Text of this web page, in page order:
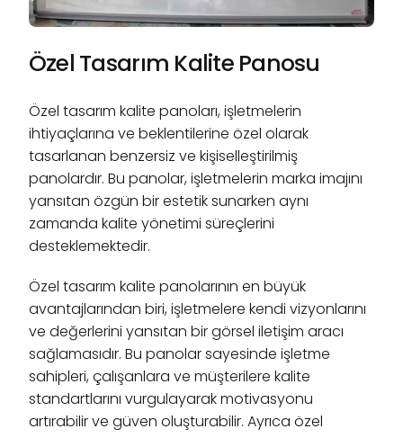
Özel Tasarım Kalite Panosu
Özel tasarım kalite panoları, işletmelerin
ihtiyaçlarına ve beklentilerine özel olarak
tasarlanan benzersiz ve kişiselleştirilmiş
panolardır. Bu panolar, işletmelerin marka imajını
yansıtan özgün bir estetik sunarken aynı
zamanda kalite yönetimi süreçlerini
desteklemektedir.
Özel tasarım kalite panolarının en büyük
avantajlarından biri, işletmelere kendi vizyonlarını
ve değerlerini yansıtan bir görsel iletişim aracı
sağlamasıdır. Bu panolar sayesinde işletme
sahipleri, çalışanlara ve müşterilere kalite
standartlarını vurgulayarak motivasyonu
artırabilir ve güven oluşturabilir. Ayrıca özel